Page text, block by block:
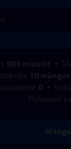
900minutit
10mängus
0
Punaseid